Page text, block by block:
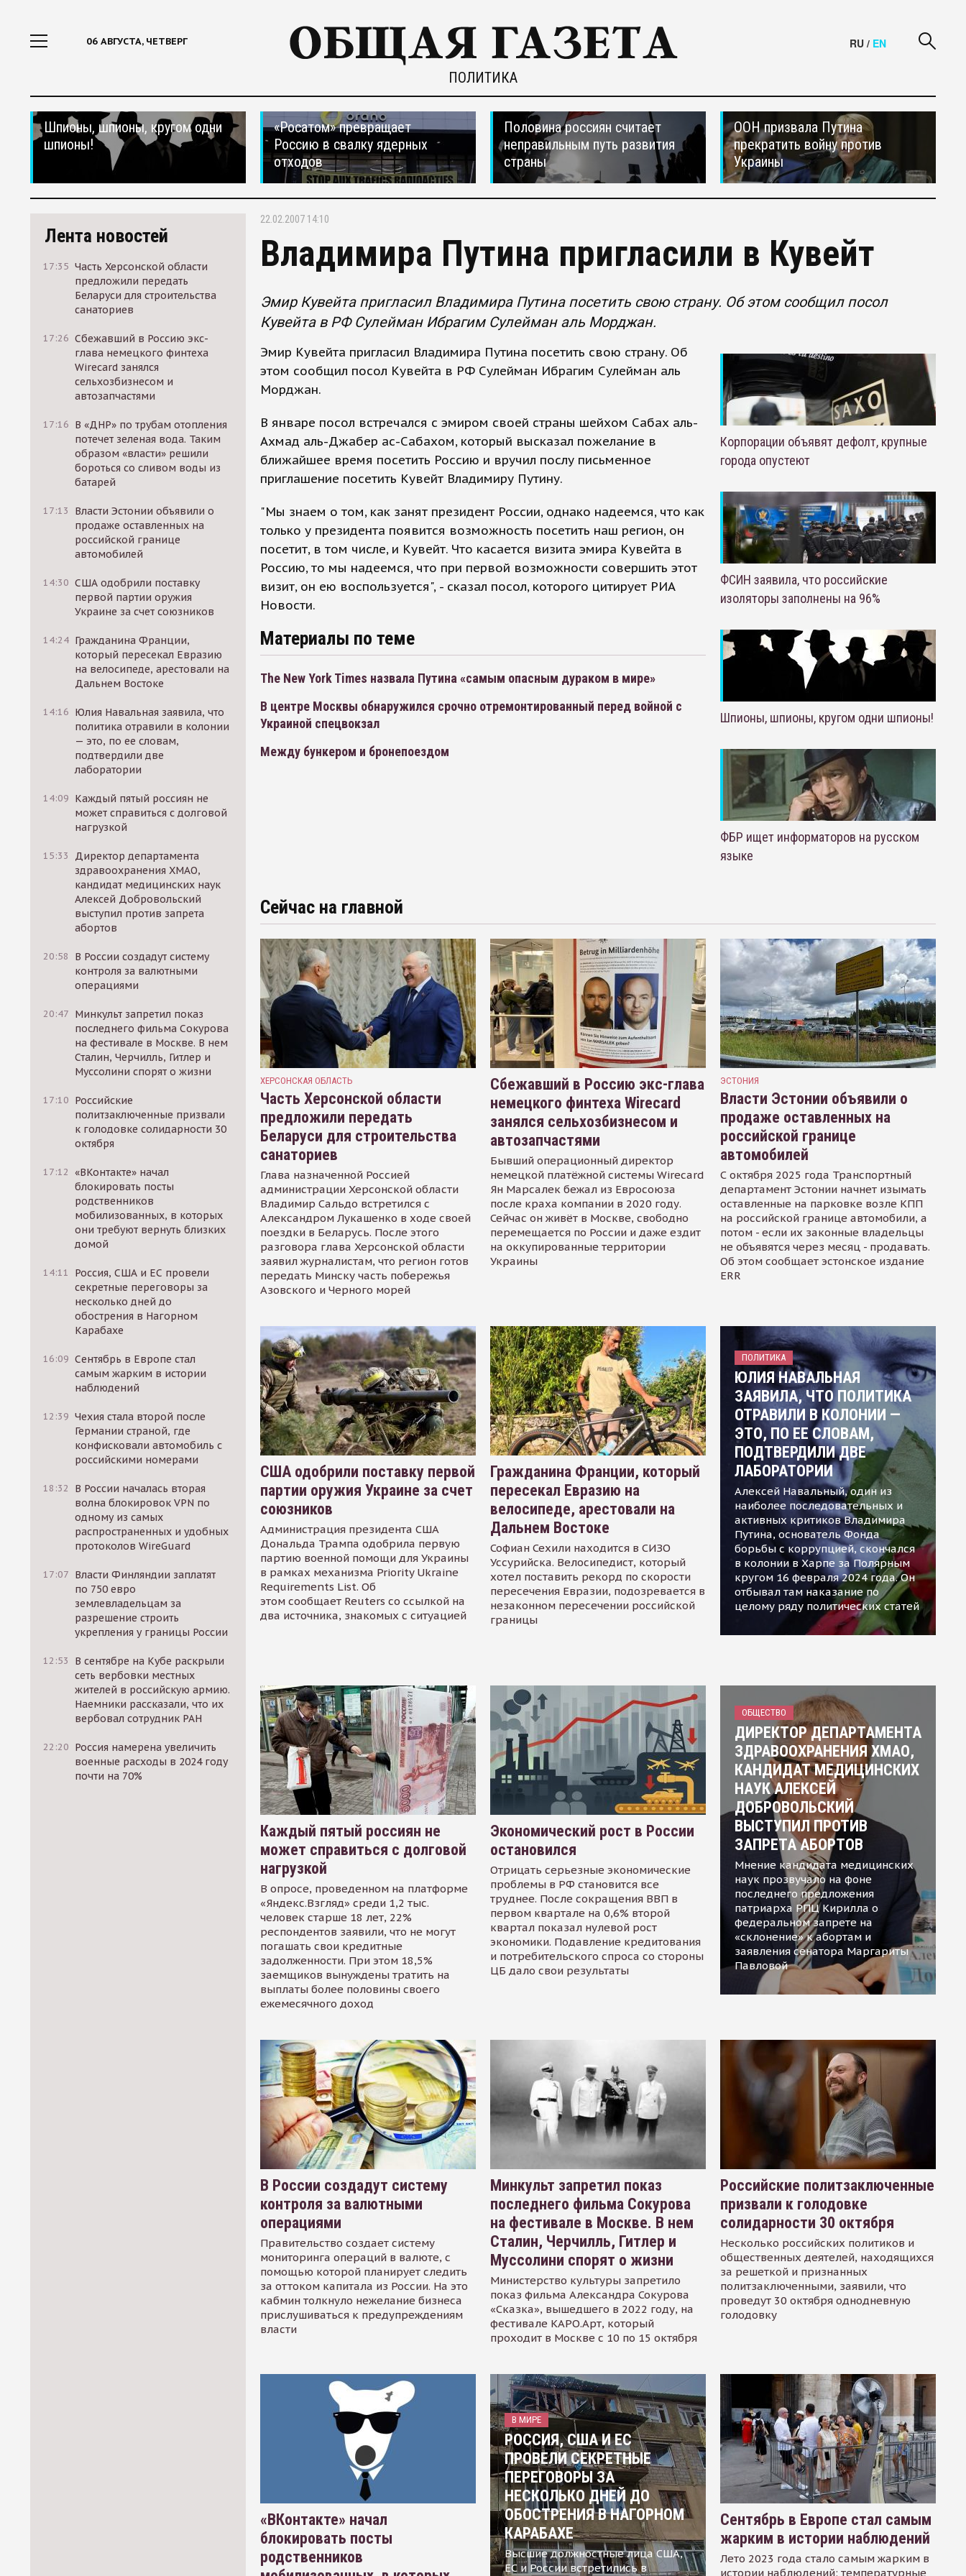
06 АВГУСТА, ЧЕТВЕРГ
ПОЛИТИКА
RU / EN
Шпионы, шпионы, кругом одни
шпионы!
«Росатом» превращает
Россию в свалку ядерных
отходов
Половина россиян считает
неправильным путь развития
страны
ООН призвала Путина
прекратить войну против
Украины
Лента новостей
17:35 Часть Херсонской области
предложили передать
Беларуси для строительства
санаториев
17:26 Сбежавший в Россию экс-
глава немецкого финтеха
Wirecard занялся
сельхозбизнесом и
автозапчастями
17:16 В «ДНР» по трубам отопления
потечет зеленая вода. Таким
образом «власти» решили
бороться со сливом воды из
батарей
17:13
Власти Эстонии объявили о
продаже оставленных на
российской границе
автомобилей
14:30 США одобрили поставку
первой партии оружия
Украине за счет союзников
14:24 Гражданина Франции,
который пересекал Евразию
на велосипеде, арестовали на
Дальнем Востоке
14:16 Юлия Навальная заявила, что
политика отравили в колонии
— это, по ее словам,
подтвердили две
лаборатории
14:09 Каждый пятый россиян не
может справиться с долговой
нагрузкой
15:33
Директор департамента
здравоохранения ХМАО,
кандидат медицинских наук
Алексей Добровольский
выступил против запрета
абортов
20:58
В России создадут систему
контроля за валютными
операциями
20:47 Минкульт запретил показ
последнего фильма Сокурова
на фестивале в Москве. В нем
Сталин, Черчилль, Гитлер и
Муссолини спорят о жизни
17:10 Российские
политзаключенные призвали
к голодовке солидарности 30
октября
17:12 «ВКонтакте» начал
блокировать посты
родственников
мобилизованных, в которых
они требуют вернуть близких
домой
14:11
Россия, США и ЕС провели
секретные переговоры за
несколько дней до
обострения в Нагорном
Карабахе
16:09 Сентябрь в Европе стал
самым жарким в истории
наблюдений
12:39 Чехия стала второй после
Германии страной, где
конфисковали автомобиль с
российскими номерами
18:32
В России началась вторая
волна блокировок VPN по
одному из самых
распространенных и удобных
протоколов WireGuard
17:07 Власти Финляндии заплатят
по 750 евро
землевладельцам за
разрешение строить
укрепления у границы России
12:53
В сентябре на Кубе раскрыли
сеть вербовки местных
жителей в российскую армию.
Наемники рассказали, что их
вербовал сотрудник РАН
22:20 Россия намерена увеличить
военные расходы в 2024 году
почти на 70%
22.02.2007 14:10
Владимира Путина пригласили в Кувейт
Эмир Кувейта пригласил Владимира Путина посетить свою страну. Об этом сообщил посол
Кувейта в РФ Сулейман Ибрагим Сулейман аль Морджан.
Эмир Кувейта пригласил Владимира Путина посетить свою страну. Об
этом сообщил посол Кувейта в РФ Сулейман Ибрагим Сулейман аль
Морджан.
В январе посол встречался с эмиром своей страны шейхом Сабах аль-
Ахмад аль-Джабер ас-Сабахом, который высказал пожелание в
ближайшее время посетить Россию и вручил послу письменное
приглашение посетить Кувейт Владимиру Путину.
"Мы знаем о том, как занят президент России, однако надеемся, что как
только у президента появится возможность посетить наш регион, он
посетит, в том числе, и Кувейт. Что касается визита эмира Кувейта в
Россию, то мы надеемся, что при первой возможности совершить этот
визит, он ею воспользуется", - сказал посол, которого цитирует РИА
Новости.
Материалы по теме
The New York Times назвала Путина «самым опасным дураком в мире»
В центре Москвы обнаружился срочно отремонтированный перед войной с
Украиной спецвокзал
Между бункером и бронепоездом
Корпорации объявят дефолт, крупные
города опустеют
ФСИН заявила, что российские
изоляторы заполнены на 96%
Шпионы, шпионы, кругом одни шпионы!
ФБР ищет информаторов на русском
языке
Сейчас на главной
ХЕРСОНСКАЯ ОБЛАСТЬ
Часть Херсонской области
предложили передать
Беларуси для строительства
санаториев
Глава назначенной Россией
администрации Херсонской области
Владимир Сальдо встретился с
Александром Лукашенко в ходе своей
поездки в Беларусь. После этого
разговора глава Херсонской области
заявил журналистам, что регион готов
передать Минску часть побережья
Азовского и Черного морей
Сбежавший в Россию экс-глава
немецкого финтеха Wirecard
занялся сельхозбизнесом и
автозапчастями
Бывший операционный директор
немецкой платёжной системы Wirecard
Ян Марсалек бежал из Евросоюза
после краха компании в 2020 году.
Сейчас он живёт в Москве, свободно
перемещается по России и даже ездит
на оккупированные территории
Украины
ЭСТОНИЯ
Власти Эстонии объявили о
продаже оставленных на
российской границе
автомобилей
С октября 2025 года Транспортный
департамент Эстонии начнет изымать
оставленные на парковке возле КПП
на российской границе автомобили, а
потом - если их законные владельцы
не объявятся через месяц - продавать.
Об этом сообщает эстонское издание
ERR
США одобрили поставку первой
партии оружия Украине за счет
союзников
Администрация президента США
Дональда Трампа одобрила первую
партию военной помощи для Украины
в рамках механизма Priority Ukraine
Requirements List. Об
этом сообщает Reuters со ссылкой на
два источника, знакомых с ситуацией
Гражданина Франции, который
пересекал Евразию на
велосипеде, арестовали на
Дальнем Востоке
Софиан Сехили находится в СИЗО
Уссурийска. Велосипедист, который
хотел поставить рекорд по скорости
пересечения Евразии, подозревается в
незаконном пересечении российской
границы
ПОЛИТИКА
ЮЛИЯ НАВАЛЬНАЯ
ЗАЯВИЛА, ЧТО ПОЛИТИКА
ОТРАВИЛИ В КОЛОНИИ —
ЭТО, ПО ЕЕ СЛОВАМ,
ПОДТВЕРДИЛИ ДВЕ
ЛАБОРАТОРИИ
Алексей Навальный, один из
наиболее последовательных и
активных критиков Владимира
Путина, основатель Фонда
борьбы с коррупцией, скончался
в колонии в Харпе за Полярным
кругом 16 февраля 2024 года. Он
отбывал там наказание по
целому ряду политических статей
Каждый пятый россиян не
может справиться с долговой
нагрузкой
В опросе, проведенном на платформе
«Яндекс.Взгляд» среди 1,2 тыс.
человек старше 18 лет, 22%
респондентов заявили, что не могут
погашать свои кредитные
задолженности. При этом 18,5%
заемщиков вынуждены тратить на
выплаты более половины своего
ежемесячного доход
Экономический рост в России
остановился
Отрицать серьезные экономические
проблемы в РФ становится все
труднее. После сокращения ВВП в
первом квартале на 0,6% второй
квартал показал нулевой рост
экономики. Подавление кредитования
и потребительского спроса со стороны
ЦБ дало свои результаты
ОБЩЕСТВО
ДИРЕКТОР ДЕПАРТАМЕНТА
ЗДРАВООХРАНЕНИЯ ХМАО,
КАНДИДАТ МЕДИЦИНСКИХ
НАУК АЛЕКСЕЙ
ДОБРОВОЛЬСКИЙ
ВЫСТУПИЛ ПРОТИВ
ЗАПРЕТА АБОРТОВ
Мнение кандидата медицинских
наук прозвучало на фоне
последнего предложения
патриарха РПЦ Кирилла о
федеральном запрете на
«склонение» к абортам и
заявления сенатора Маргариты
Павловой
В России создадут систему
контроля за валютными
операциями
Правительство создает систему
мониторинга операций в валюте, с
помощью которой планирует следить
за оттоком капитала из России. На это
кабмин толкнуло нежелание бизнеса
прислушиваться к предупреждениям
власти
Минкульт запретил показ
последнего фильма Сокурова
на фестивале в Москве. В нем
Сталин, Черчилль, Гитлер и
Муссолини спорят о жизни
Министерство культуры запретило
показ фильма Александра Сокурова
«Сказка», вышедшего в 2022 году, на
фестивале КАРО.Арт, который
проходит в Москве с 10 по 15 октября
Российские политзаключенные
призвали к голодовке
солидарности 30 октября
Несколько российских политиков и
общественных деятелей, находящихся
за решеткой и признанных
политзаключенными, заявили, что
проведут 30 октября однодневную
голодовку
«ВКонтакте» начал
блокировать посты
родственников
В МИРЕ
РОССИЯ, США И ЕС
ПРОВЕЛИ СЕКРЕТНЫЕ
ПЕРЕГОВОРЫ ЗА
НЕСКОЛЬКО ДНЕЙ ДО
ОБОСТРЕНИЯ В НАГОРНОМ
КАРАБАХЕ
Высшие должностные лица США,
ЕС и России встретились в
Сентябрь в Европе стал самым
жарким в истории наблюдений
Лето 2023 года стало самым жарким в
истории наблюдений: температурные